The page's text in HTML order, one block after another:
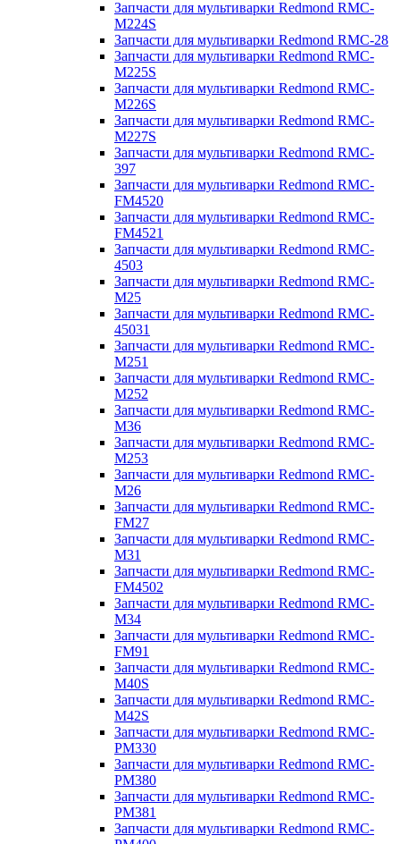
Запчасти для мультиварки Redmond RMC-
M224S
Запчасти для мультиварки Redmond RMC-28
Запчасти для мультиварки Redmond RMC-
M225S
Запчасти для мультиварки Redmond RMC-
M226S
Запчасти для мультиварки Redmond RMC-
M227S
Запчасти для мультиварки Redmond RMC-
397
Запчасти для мультиварки Redmond RMC-
FM4520
Запчасти для мультиварки Redmond RMC-
FM4521
Запчасти для мультиварки Redmond RMC-
4503
Запчасти для мультиварки Redmond RMC-
M25
Запчасти для мультиварки Redmond RMC-
45031
Запчасти для мультиварки Redmond RMC-
M251
Запчасти для мультиварки Redmond RMC-
M252
Запчасти для мультиварки Redmond RMC-
M36
Запчасти для мультиварки Redmond RMC-
M253
Запчасти для мультиварки Redmond RMC-
M26
Запчасти для мультиварки Redmond RMC-
FM27
Запчасти для мультиварки Redmond RMC-
M31
Запчасти для мультиварки Redmond RMC-
FM4502
Запчасти для мультиварки Redmond RMC-
M34
Запчасти для мультиварки Redmond RMC-
FM91
Запчасти для мультиварки Redmond RMC-
M40S
Запчасти для мультиварки Redmond RMC-
M42S
Запчасти для мультиварки Redmond RMC-
PM330
Запчасти для мультиварки Redmond RMC-
PM380
Запчасти для мультиварки Redmond RMC-
PM381
Запчасти для мультиварки Redmond RMC-